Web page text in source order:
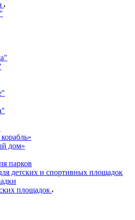
дом»
парков
детских и спортивных площадок
площадок